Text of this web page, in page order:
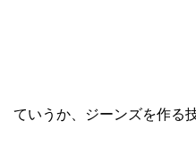
ていうか、ジーンズを作る